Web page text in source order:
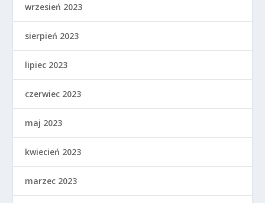
wrzesień 2023
sierpień 2023
lipiec 2023
czerwiec 2023
maj 2023
kwiecień 2023
marzec 2023